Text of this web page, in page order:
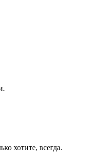
хотите, всегда.